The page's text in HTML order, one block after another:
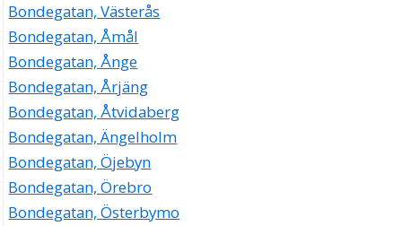
Bondegatan, Västerås
Bondegatan, Åmål
Bondegatan, Ånge
Bondegatan, Årjäng
Bondegatan, Åtvidaberg
Bondegatan, Ängelholm
Bondegatan, Öjebyn
Bondegatan, Örebro
Bondegatan, Österbymo